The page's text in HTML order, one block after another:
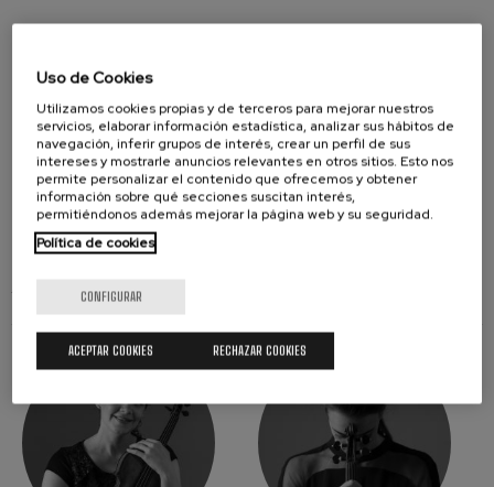
Actividad inclusiva - Gertu Kultura
ARTISTAS
Uso de Cookies
Utilizamos cookies propias y de terceros para mejorar nuestros
servicios, elaborar información estadística, analizar sus hábitos de
navegación, inferir grupos de interés, crear un perfil de sus
intereses y mostrarle anuncios relevantes en otros sitios. Esto nos
permite personalizar el contenido que ofrecemos y obtener
información sobre qué secciones suscitan interés,
permitiéndonos además mejorar la página web y su seguridad.
Política de cookies
CONFIGURAR
RECHAZAR COOKIES
ACEPTAR COOKIES